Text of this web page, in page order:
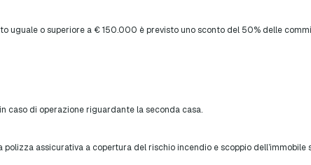
uguale o superiore a € 150.000 è previsto uno sconto del 50% delle
caso di operazione riguardante la seconda casa.
assicurativa a copertura del rischio incendio e scoppio dell’immobile